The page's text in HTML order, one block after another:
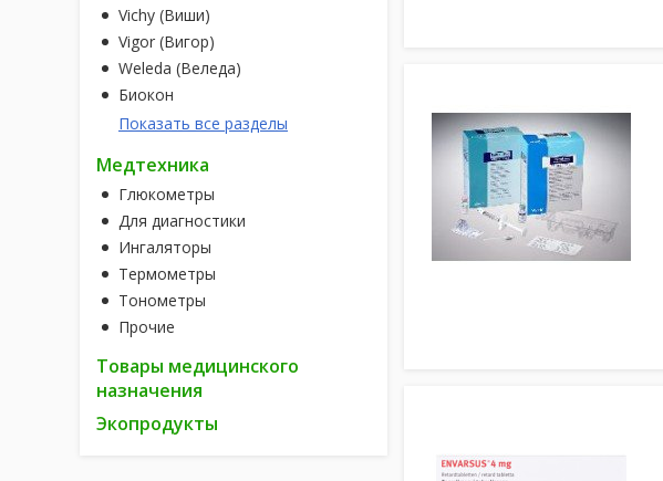
Vichy (Виши)
Vigor (Вигор)
Weleda (Веледа)
Биокон
Показать все разделы
Медтехника
Глюкометры
Для диагностики
Ингаляторы
Термометры
Тонометры
Прочие
Товары медицинского
назначения
Экопродукты